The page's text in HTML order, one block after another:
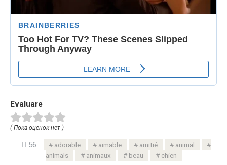
Evaluare
( Пока оценок нет )
56 adorable aimable amitié
animal
animals
animaux beau chien